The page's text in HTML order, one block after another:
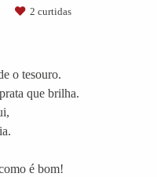
2 curtidas
o tesouro.
que brilha.
é bom!